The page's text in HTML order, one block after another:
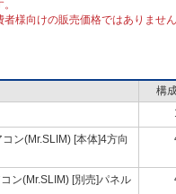
様向けの販売価格ではありませ
構
ン(Mr.SLIM) [本体]4方向
ン(Mr.SLIM) [別売]パネル